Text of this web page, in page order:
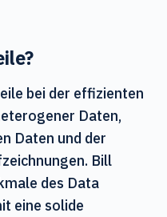
bei der effizienten
Daten,
Daten und der
Bill
des Data
eine solide